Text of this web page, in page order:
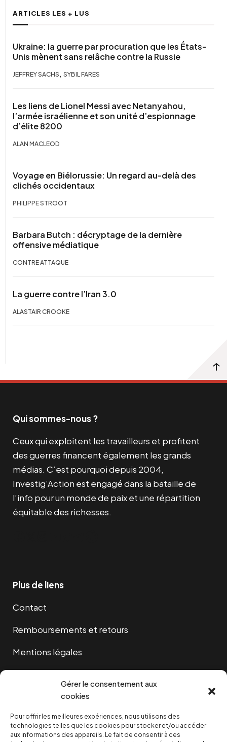
Gérer le consentement aux
cookies
Pour offrir les meilleures expériences, nous utilisons des
technologies telles que les cookies pour stocker et/ou accéder
aux informations des appareils. Le fait de consentir à ces
ARTICLES LES + LUS
Ukraine: la guerre par procuration que les États-
Unis mènent sans relâche contre la Russie
JEFFREY SACHS , SYBIL FARES
Les liens de Lionel Messi avec Netanyahou,
l’armée israélienne et son unité d’espionnage
d’élite 8200
ALAN MACLEOD
Voyage en Biélorussie: Un regard au-delà des
clichés occidentaux
PHILIPPE STROOT
Barbara Butch : décryptage de la dernière
offensive médiatique
CONTRE ATTAQUE
La guerre contre l’Iran 3.0
ALASTAIR CROOKE
Qui sommes-nous ?
Ceux qui exploitent les travailleurs et profitent
des guerres financent également les grands
médias. C’est pourquoi depuis 2004,
Investig’Action est engagé dans la bataille de
l’info pour un monde de paix et une répartition
équitable des richesses.
Plus de liens
Contact
Remboursements et retours
Mentions légales
NOUS SOUTENIR